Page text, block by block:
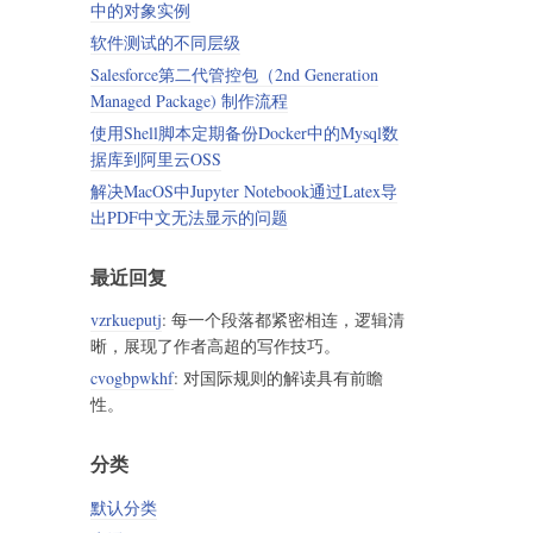
中的对象实例
软件测试的不同层级
Salesforce第二代管控包（2nd Generation
Managed Package) 制作流程
使用Shell脚本定期备份Docker中的Mysql数
据库到阿里云OSS
解决MacOS中Jupyter Notebook通过Latex导
出PDF中文无法显示的问题
最近回复
vzrkueputj: 每一个段落都紧密相连，逻辑清
晰，展现了作者高超的写作技巧。
cvogbpwkhf: 对国际规则的解读具有前瞻
性。
分类
默认分类